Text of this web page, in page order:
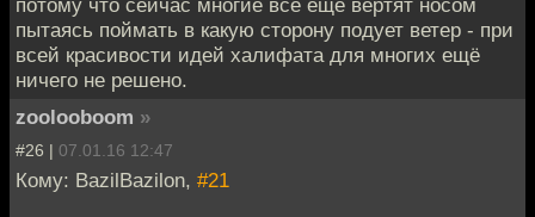
пытаясь поймать в какую сторону подует ветер - при
всей красивости идей халифата для многих ещё
ничего не решено.
zoolooboom »
#26 | 07.01.16 12:47
Кому: BazilBazilon, #21